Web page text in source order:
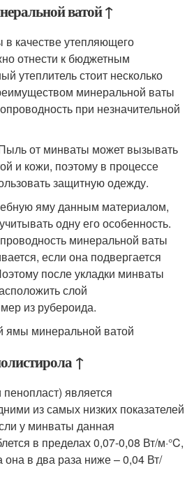
ватой ↑
качестве утепляющего
отнести к бюджетным
утеплитель стоит несколько
минеральной ваты
при незначительной
от минваты может вызывать
и кожи, поэтому в процессе
защитную одежду.
яму данным материалом,
одну его особенность.
минеральной ваты
если она подвергается
после укладки минваты
слой
из рубероида.
ямы минеральной ватой
↑
является
из самых низких показателей
у минваты данная
в пределах 0,07-0,08 Вт/м·°C,
она в два раза ниже – 0,04 Вт/